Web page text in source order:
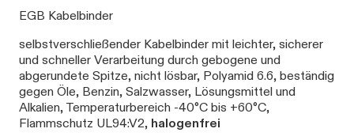
EGB Kabelbinder
selbstverschließender Kabelbinder mit leichter, sicherer
und schneller Verarbeitung durch gebogene und
abgerundete Spitze, nicht lösbar, Polyamid 6.6, beständig
gegen Öle, Benzin, Salzwasser, Lösungsmittel und
Alkalien, Temperaturbereich -40°C bis +60°C,
Flammschutz UL94:V2, halogenfrei